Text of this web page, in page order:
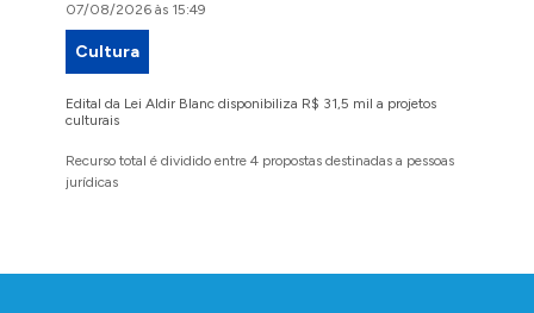
07/08/2026 às 15:49
Cultura
Edital da Lei Aldir Blanc disponibiliza R$ 31,5 mil a projetos
culturais
Recurso total é dividido entre 4 propostas destinadas a pessoas
jurídicas